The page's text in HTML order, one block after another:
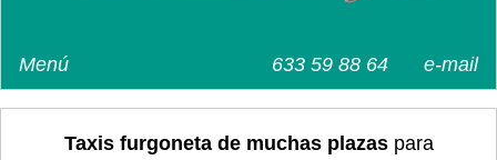
e-mail
633 59 88 64
Menú
Taxis furgoneta de muchas plazaspara